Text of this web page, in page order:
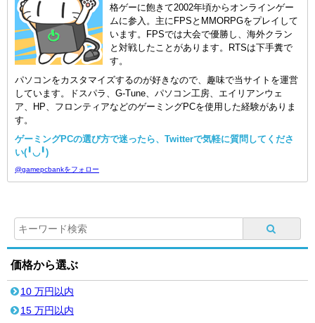
格ゲーに飽きて2002年頃からオンラインゲー
ムに参入。主にFPSとMMORPGをプレイして
います。FPSでは大会で優勝し、海外クラン
と対戦したことがあります。RTSは下手糞で
す。
パソコンをカスタマイズするのが好きなので、趣味で当サイトを運営
しています。ドスパラ、G-Tune、パソコン工房、エイリアンウェ
ア、HP、フロンティアなどのゲーミングPCを使用した経験がありま
す。
ゲーミングPCの選び方で迷ったら、Twitterで気軽に質問してくださ
い(╹◡╹)
@gamepcbankをフォロー
価格から選ぶ
10 万円以内
15 万円以内